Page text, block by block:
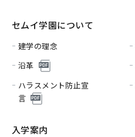
セムイ学園について
建学の理念
沿革
ハラスメント防止宣
言
入学案内